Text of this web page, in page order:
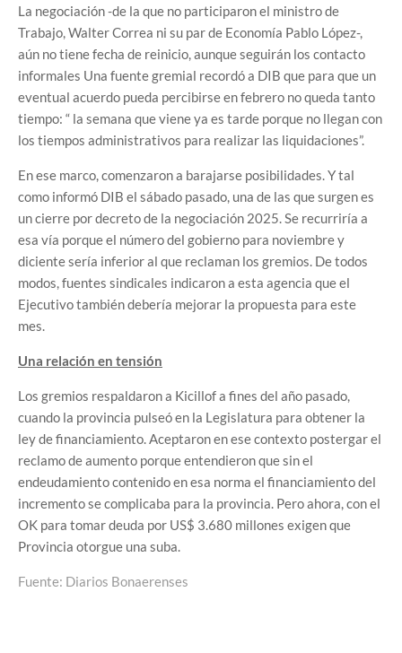
La negociación -de la que no participaron el ministro de
Trabajo, Walter Correa ni su par de Economía Pablo López-,
aún no tiene fecha de reinicio, aunque seguirán los contacto
informales Una fuente gremial recordó a DIB que para que un
eventual acuerdo pueda percibirse en febrero no queda tanto
tiempo: “ la semana que viene ya es tarde porque no llegan con
los tiempos administrativos para realizar las liquidaciones”.
En ese marco, comenzaron a barajarse posibilidades. Y tal
como informó DIB el sábado pasado, una de las que surgen es
un cierre por decreto de la negociación 2025. Se recurriría a
esa vía porque el número del gobierno para noviembre y
diciente sería inferior al que reclaman los gremios. De todos
modos, fuentes sindicales indicaron a esta agencia que el
Ejecutivo también debería mejorar la propuesta para este
mes.
Una relación en tensión
Los gremios respaldaron a Kicillof a fines del año pasado,
cuando la provincia pulseó en la Legislatura para obtener la
ley de financiamiento. Aceptaron en ese contexto postergar el
reclamo de aumento porque entendieron que sin el
endeudamiento contenido en esa norma el financiamiento del
incremento se complicaba para la provincia. Pero ahora, con el
OK para tomar deuda por US$ 3.680 millones exigen que
Provincia otorgue una suba.
Fuente: Diarios Bonaerenses